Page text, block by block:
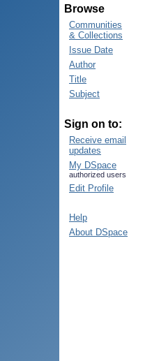
Browse
Communities
& Collections
Issue Date
Author
Title
Subject
Sign on to:
Receive email
updates
My DSpace
authorized users
Edit Profile
Help
About DSpace